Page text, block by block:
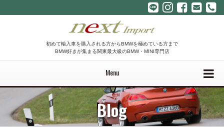
初めて輸入車を購入される方からBMWを極めている方まで
BMW好きが集まる関東最大級のBMW・MINI専門店
Menu
Blog